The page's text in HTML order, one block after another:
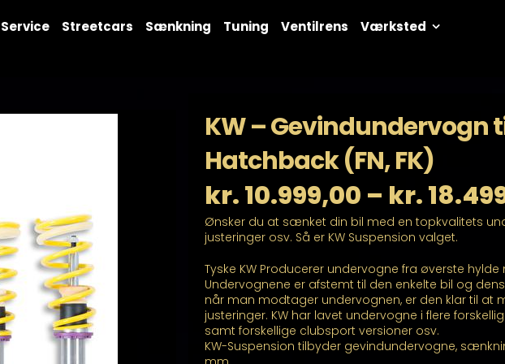
Service Streetcars Sænkning Tuning Ventilrens Værksted
KW – Gevindundervogn
Hatchback (FN, FK)
kr.10.999,00 – kr.
Ønsker du at sænket din bil med en topkvalitets
justeringer osv. Så er KW Suspension valget.
Tyske KW Producerer undervogne fra øverste
Undervognene er afstemt til den enkelte bil og
når man modtager undervognen, er den klar til at
justeringer. KW har lavet undervogne i flere
samt forskellige clubsport versioner osv.
KW-Suspension tilbyder gevindundervogne,